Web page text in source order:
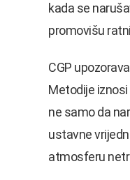
kada se
promovišu
CGP
Metodije
ne samo da
ustavne
atmosferu